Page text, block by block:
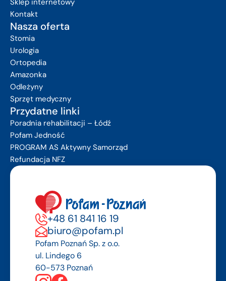
Sklep internetowy
Kontakt
Nasza oferta
Stomia
Urologia
Ortopedia
Amazonka
Odleżyny
Sprzęt medyczny
Przydatne linki
Poradnia rehabilitacji – Łódź
Pofam Jedność
PROGRAM AS Aktywny Samorząd
Refundacja NFZ
+48 61 841 16 19
biuro@pofam.pl
Pofam Poznań Sp. z o.o.
ul. Lindego 6
60-573 Poznań